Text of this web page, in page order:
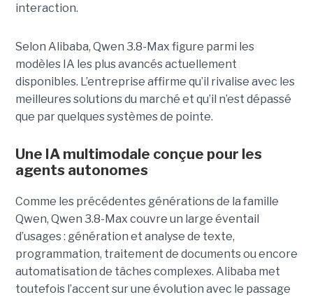
interaction.
Selon Alibaba, Qwen 3.8-Max figure parmi les
modèles IA les plus avancés actuellement
disponibles. L’entreprise affirme qu’il rivalise avec les
meilleures solutions du marché et qu’il n’est dépassé
que par quelques systèmes de pointe.
Une IA multimodale conçue pour les
agents autonomes
Comme les précédentes générations de la famille
Qwen, Qwen 3.8-Max couvre un large éventail
d’usages : génération et analyse de texte,
programmation, traitement de documents ou encore
automatisation de tâches complexes. Alibaba met
toutefois l’accent sur une évolution avec le passage